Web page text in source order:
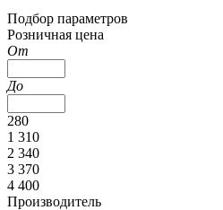
Подбор параметров
Розничная цена
От
До
280
1 310
2 340
3 370
4 400
Производитель